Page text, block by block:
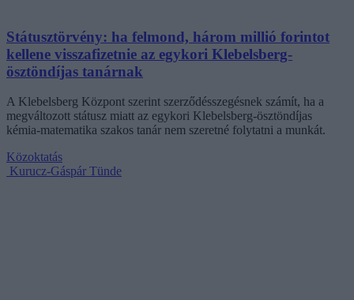
Státusztörvény: ha felmond, három millió forintot
kellene visszafizetnie az egykori Klebelsberg-
ösztöndíjas tanárnak
A Klebelsberg Központ szerint szerződésszegésnek számít, ha a
megváltozott státusz miatt az egykori Klebelsberg-ösztöndíjas
kémia-matematika szakos tanár nem szeretné folytatni a munkát.
Közoktatás
Kurucz-Gáspár Tünde